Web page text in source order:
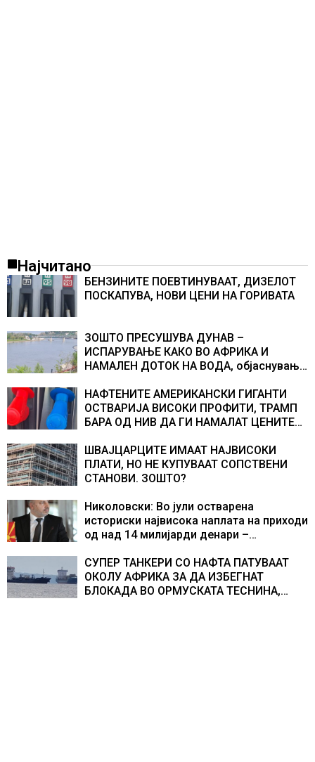
Најчитано
БЕНЗИНИТЕ ПОЕВТИНУВААТ, ДИЗЕЛОТ
ПОСКАПУВА, НОВИ ЦЕНИ НА ГОРИВАТА
ЗОШТО ПРЕСУШУВА ДУНАВ –
ИСПАРУВАЊЕ КАКО ВО АФРИКА И
НАМАЛЕН ДОТОК НА ВОДА, објаснување
НАФТЕНИТЕ АМЕРИКАНСКИ ГИГАНТИ
ОСТВАРИЈА ВИСОКИ ПРОФИТИ, ТРАМП
БАРА ОД НИВ ДА ГИ НАМАЛАТ ЦЕНИТЕ
ШВАЈЦАРЦИТЕ ИМААТ НАЈВИСОКИ
ПЛАТИ, НО НЕ КУПУВААТ СОПСТВЕНИ
СТАНОВИ. ЗОШТО?
Николовски: Во јули остварена
историски највисока наплата на приходи
од над 14 милијарди денари –
резултати
СУПЕР ТАНКЕРИ СО НАФТА ПАТУВААТ
ОКОЛУ АФРИКА ЗА ДА ИЗБЕГНАТ
БЛОКАДА ВО ОРМУСКАТА ТЕСНИНА,